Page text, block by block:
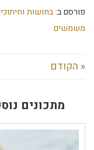
פורסם ב:בחושות
משמשים
« הקודם
מתכונים